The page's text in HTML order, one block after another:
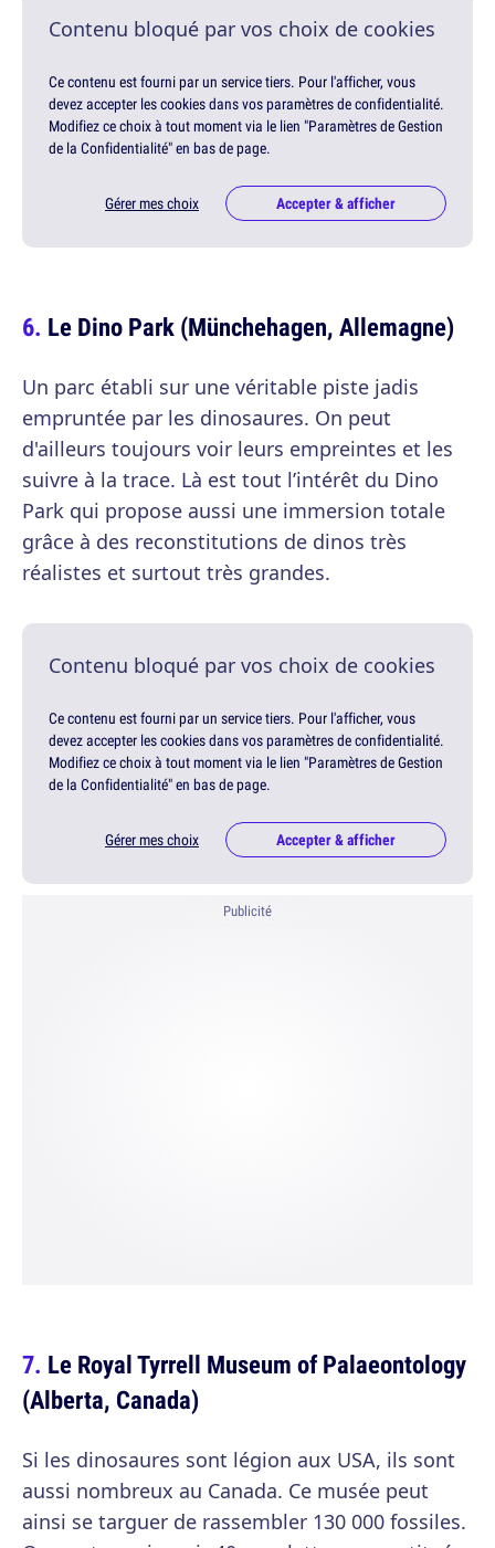
Contenu bloqué par vos choix de cookies
Ce contenu est fourni par un service tiers. Pour l'afficher, vous
devez accepter les cookies dans vos paramètres de confidentialité.
Modifiez ce choix à tout moment via le lien "Paramètres de Gestion
de la Confidentialité" en bas de page.
Gérer mes choix Accepter & afficher
Le Dino Park (Münchehagen, Allemagne)
Un parc établi sur une véritable piste jadis
empruntée par les dinosaures. On peut
d'ailleurs toujours voir leurs empreintes et les
suivre à la trace. Là est tout l’intérêt du Dino
Park qui propose aussi une immersion totale
grâce à des reconstitutions de dinos très
réalistes et surtout très grandes.
Contenu bloqué par vos choix de cookies
Ce contenu est fourni par un service tiers. Pour l'afficher, vous
devez accepter les cookies dans vos paramètres de confidentialité.
Modifiez ce choix à tout moment via le lien "Paramètres de Gestion
de la Confidentialité" en bas de page.
Gérer mes choix Accepter & afficher
Publicité
Le Royal Tyrrell Museum of Palaeontology
(Alberta, Canada)
Si les dinosaures sont légion aux USA, ils sont
aussi nombreux au Canada. Ce musée peut
ainsi se targuer de rassembler 130 000 fossiles.